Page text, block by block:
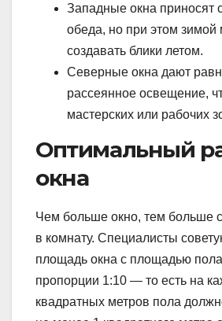
Западные окна приносят
обеда, но при этом зимой
создавать блики летом.
Северные окна дают
рассеянное освещение,
мастерских или рабочих
Оптимальный
окна
Чем больше окно, тем больше
в комнату. Специалисты
площадь окна с площадью
пропорции 1:10 — то есть на
квадратных метров пола